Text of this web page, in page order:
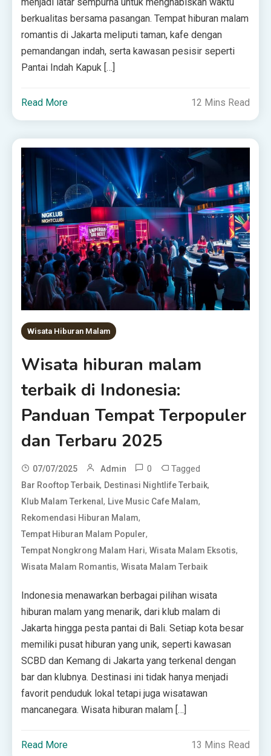
menjadi latar sempurna untuk menghabiskan waktu
berkualitas bersama pasangan. Tempat hiburan malam
romantis di Jakarta meliputi taman, kafe dengan
pemandangan indah, serta kawasan pesisir seperti
Pantai Indah Kapuk […]
Read More 12 Mins Read
Wisata Hiburan Malam
Wisata hiburan malam
terbaik di Indonesia:
Panduan Tempat Terpopuler
dan Terbaru 2025
07/07/2025 Admin 0 Tagged
Bar Rooftop Terbaik, Destinasi Nightlife Terbaik,
Klub Malam Terkenal, Live Music Cafe Malam,
Rekomendasi Hiburan Malam,
Tempat Hiburan Malam Populer,
Tempat Nongkrong Malam Hari,Wisata Malam Eksotis,
Wisata Malam Romantis,Wisata Malam Terbaik
Indonesia menawarkan berbagai pilihan wisata
hiburan malam yang menarik, dari klub malam di
Jakarta hingga pesta pantai di Bali. Setiap kota besar
memiliki pusat hiburan yang unik, seperti kawasan
SCBD dan Kemang di Jakarta yang terkenal dengan
bar dan klubnya. Destinasi ini tidak hanya menjadi
favorit penduduk lokal tetapi juga wisatawan
mancanegara. Wisata hiburan malam […]
Read More 13 Mins Read